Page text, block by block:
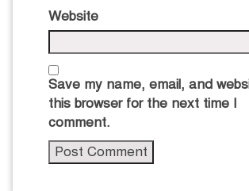
Website
Save my name, email, and
this browser for the next time I
comment.